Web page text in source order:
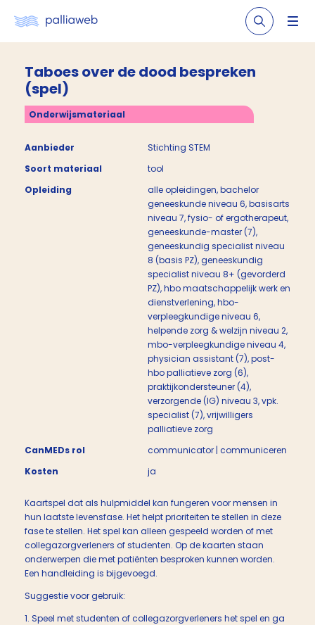
Taboes over de dood bespreken
(spel)
Onderwijsmateriaal
Aanbieder
Stichting STEM
Soort materiaal
tool
Opleiding
alle opleidingen, bachelor
geneeskunde niveau 6, basisarts
niveau 7, fysio- of ergotherapeut,
geneeskunde-master (7),
geneeskundig specialist niveau
8 (basis PZ), geneeskundig
specialist niveau 8+ (gevorderd
PZ), hbo maatschappelijk werk en
dienstverlening, hbo-
verpleegkundige niveau 6,
helpende zorg & welzijn niveau 2,
mbo-verpleegkundige niveau 4,
physician assistant (7), post-
hbo palliatieve zorg (6),
praktijkondersteuner (4),
verzorgende (IG) niveau 3, vpk.
specialist (7), vrijwilligers
palliatieve zorg
CanMEDs rol
communicator | communiceren
Kosten
ja
Kaartspel dat als hulpmiddel kan fungeren voor mensen in
hun laatste levensfase. Het helpt prioriteiten te stellen in deze
fase te stellen. Het spel kan alleen gespeeld worden of met
collegazorgverleners of studenten. Op de kaarten staan
onderwerpen die met patiënten besproken kunnen worden.
Een handleiding is bijgevoegd.
Suggestie voor gebruik:
1. Speel met studenten of collegazorgverleners het spel en ga